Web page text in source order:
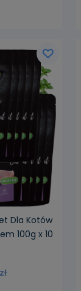
Dla Kotów
100g x 10